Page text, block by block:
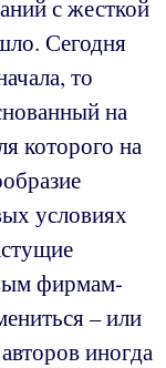
с жесткой
Сегодня
то
на
которого на
условиях
фирмам-
– или
иногда